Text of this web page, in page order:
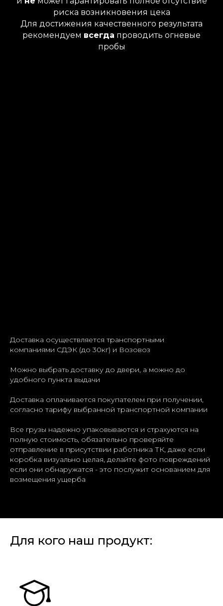
риска возникновения цека
Для достижения качественного результата
рекомендуем всегда проводить огневые
пробы
Доставка осуществляется транспортными
компаниями СДЭК (до 30кг) и Возовоз
Можно выбрать доставку до двери, а можно до
удобного пункта выдачи
Доставка оплачивается покупателем при получении,
согласно тарифу выбранной транспортной компании
Все грузы надежно упаковываются и страхуются на
полную стоимость, обязательно проверяйте
отправление в присутствии работника ТК, даже если
коробка визуально целая, делайте фото повреждений
если они обнаружатся - это послужит основанием для
возмещения ущерба
Для кого наш продукт: